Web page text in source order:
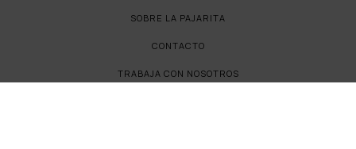
SOBRE LA PAJARITA
CONTACTO
TRABAJA CON NOSOTROS